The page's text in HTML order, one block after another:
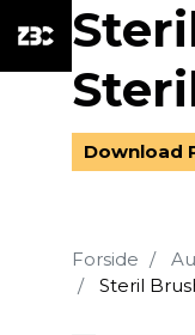
Download
Forside
Steril